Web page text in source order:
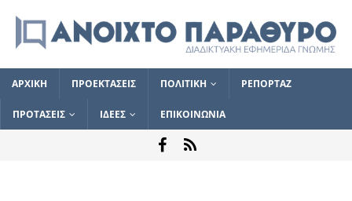
ΑΡΧΙΚΗ ΠΡΟΕΚΤΑΣΕΙΣ ΠΟΛΙΤΙΚΗ ΡΕΠΟΡΤΑΖ
ΠΡΟΤΑΣΕΙΣ ΙΔΕΕΣ ΕΠΙΚΟΙΝΩΝΙΑ